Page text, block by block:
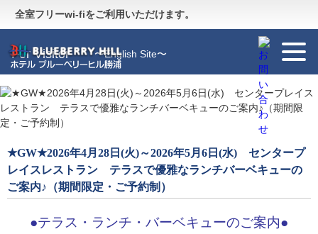
全室フリーwi-fiをご利用いただけます。
Guide 〜施設のご案内〜
For Visitor 〜English Site〜
★GW★2026年4月28日(火)～2026年5月6日(水) センタープ
レイスレストラン テラスで優雅なランチバーベキューの
ご案内♪（期間限定・ご予約制）
●テラス・ランチ・バーベキューのご案内●